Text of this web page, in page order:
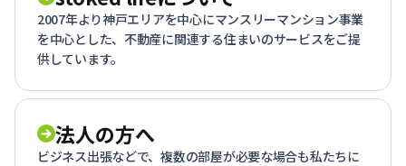
2007年より神戸エリアを中心にマンスリーマンション事業
を中心とした、不動産に関連する住まいのサービスをご提
供しています。
法人の方へ
ビジネス出張などで、複数の部屋が必要な場合も私たちに